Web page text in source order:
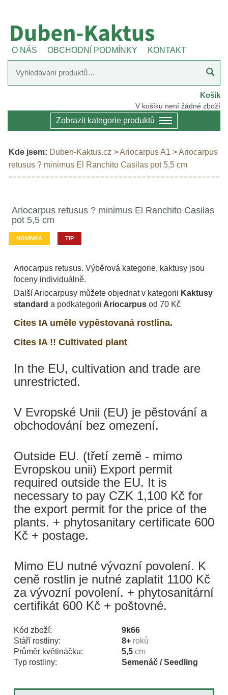
O NÁS OBCHODNÍ PODMÍNKY KONTAKT
Košík
V košíku není žádné zboží
Zobrazit kategorie produktů
Kde jsem: Duben-Kaktus.cz >Ariocarpus A1 >Ariocarpus
retusus ? minimus El Ranchito Casilas pot 5,5 cm
Ariocarpus retusus ? minimus El Ranchito Casilas
pot 5,5 cm
NOVINKA TIP
Ariocarpus retusus. Výběrová kategorie, kaktusy jsou
foceny individuálně.
Další Ariocarpusy můžete objednat v kategorii Kaktusy
standard a podkategorii Ariocarpus od 70 Kč
Cites IA uměle vypěstovaná rostlina.
Cites IA !! Cultivated plant
In the EU, cultivation and trade are
unrestricted.
V Evropské Unii (EU) je pěstování a
obchodování bez omezení.
Outside EU. (třetí země - mimo
Evropskou unii) Export permit
required outside the EU. It is
necessary to pay CZK 1,100 Kč for
the export permit for the price of the
plants. + phytosanitary certificate 600
Kč + postage.
Mimo EU nutné vývozní povolení. K
ceně rostlin je nutné zaplatit 1100 Kč
za vývozní povolení. + phytosanitární
certifikát 600 Kč + poštovné.
Kód zboží:
9k66
Stáří rostliny:
8+ roků
Průměr květináčku:
5,5 cm
Typ rostliny:
Semenáč / Seedling